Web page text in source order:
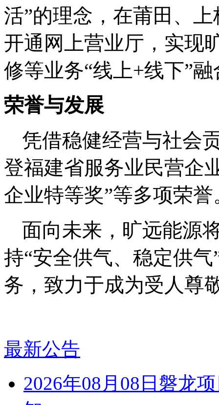
活”的理念，在莆田、
开通网上营业厅，实现
修等业务“线上+线下”
荣誉与发展
凭借稳健经营与社会
登福建省服务业民营企
企业特等奖”等多项荣誉
面向未来，旷远能源
持“安全供气、稳定供
务，致力于成为受人尊
最新公告
2026年08月08日磐龙